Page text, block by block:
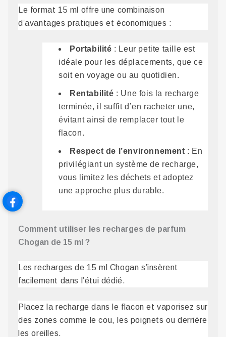
Le format 15 ml offre une combinaison
d’avantages pratiques et économiques :
Portabilité : Leur petite taille est
idéale pour les déplacements, que ce
soit en voyage ou au quotidien.
Rentabilité : Une fois la recharge
terminée, il suffit d’en racheter une,
évitant ainsi de remplacer tout le
flacon.
Respect de l’environnement : En
privilégiant un système de recharge,
vous limitez les déchets et adoptez
une approche plus durable.
Comment utiliser les recharges de parfum
Chogan de 15 ml ?
Les recharges de 15 ml Chogan s’insèrent
facilement dans l’étui dédié.
Placez la recharge dans le flacon et vaporisez sur
des zones comme le cou, les poignets ou derrière
les oreilles.